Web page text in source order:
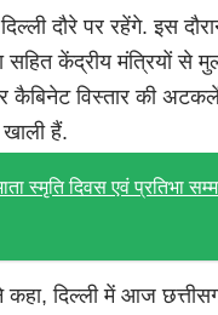
दौरे पर रहेंगे. इस
सहित केंद्रीय मंत्रियों से
कैबिनेट विस्तार की
हैं.
स्मृति दिवस एवं प्रतिभा
कहा, दिल्ली में आज